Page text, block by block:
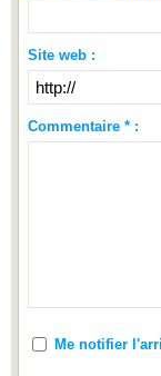
Site web :
Commentaire * :
Me notifier